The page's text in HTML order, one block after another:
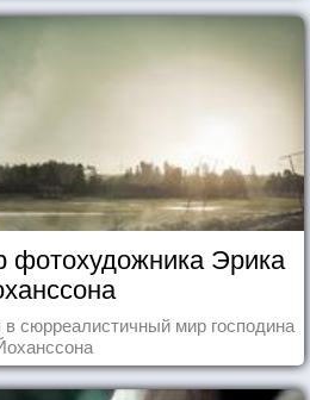
Эрика
в сюрреалистичный мир господина